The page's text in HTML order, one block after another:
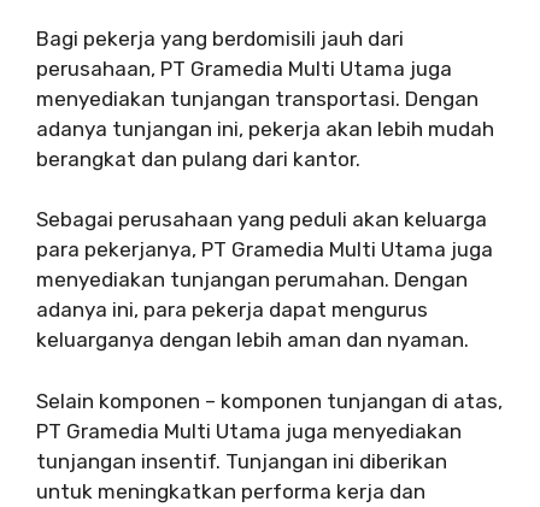
Bagi pekerja yang berdomisili jauh dari
perusahaan, PT Gramedia Multi Utama juga
menyediakan tunjangan transportasi. Dengan
adanya tunjangan ini, pekerja akan lebih mudah
berangkat dan pulang dari kantor.
Sebagai perusahaan yang peduli akan keluarga
para pekerjanya, PT Gramedia Multi Utama juga
menyediakan tunjangan perumahan. Dengan
adanya ini, para pekerja dapat mengurus
keluarganya dengan lebih aman dan nyaman.
Selain komponen – komponen tunjangan di atas,
PT Gramedia Multi Utama juga menyediakan
tunjangan insentif. Tunjangan ini diberikan
untuk meningkatkan performa kerja dan